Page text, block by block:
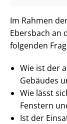
Im Rahmen
Ebersbach an
folgenden
Wie ist der
Gebäudes
Wie lässt
Fenstern
Ist der